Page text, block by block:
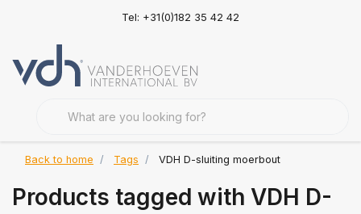
Tel: +31(0)182 35 42 42
Back to home Tags VDH D-sluiting moerbout
Products tagged with VDH D-